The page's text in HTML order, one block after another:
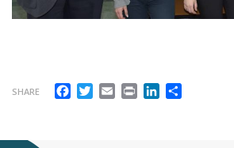
SHARE Facebook
Twitter
EmailPrintLinkedIn